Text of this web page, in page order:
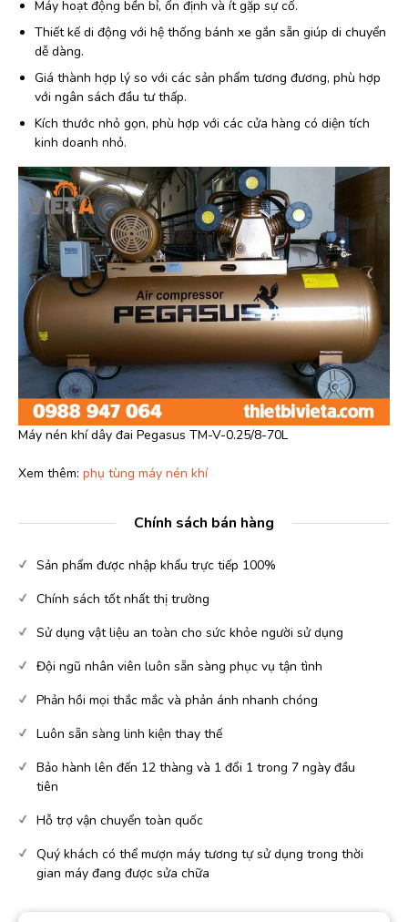
Máy hoạt động bền bỉ, ổn định và ít gặp sự cố.
Thiết kế di động với hệ thống bánh xe gắn sẵn giúp di chuyển
dễ dàng.
Giá thành hợp lý so với các sản phẩm tương đương, phù hợp
với ngân sách đầu tư thấp.
Kích thước nhỏ gọn, phù hợp với các cửa hàng có diện tích
kinh doanh nhỏ.
Máy nén khí dây đai Pegasus TM-V-0.25/8-70L
Xem thêm: phụ tùng máy nén khí
Chính sách bán hàng
Sản phẩm được nhập khẩu trực tiếp 100%
Chính sách tốt nhất thị trường
Sử dụng vật liệu an toàn cho sức khỏe người sử dụng
Đội ngũ nhân viên luôn sẵn sàng phục vụ tận tình
Phản hồi mọi thắc mắc và phản ánh nhanh chóng
Luôn sẵn sàng linh kiện thay thế
Bảo hành lên đến 12 thàng và 1 đổi 1 trong 7 ngày đầu
tiên
Hỗ trợ vận chuyển toàn quốc
Quý khách có thể mượn máy tương tự sử dụng trong thời
gian máy đang được sửa chữa